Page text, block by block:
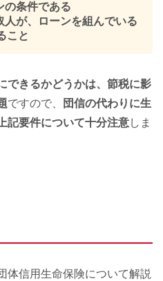
の条件である
が、ローンを組んでいる
こと
できるかどうかは、節税に影
ですので、
団信の代わりに生
記要件について十分注意しま
体信用生命保険について解説